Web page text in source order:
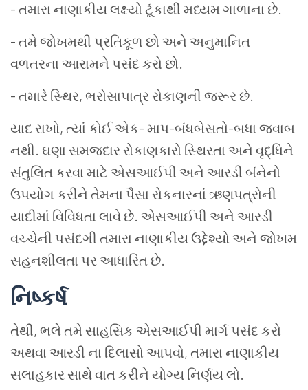
- તમારા નાણાકીય લક્ષ્યો ટૂંકાથી મધ્યમ ગાળાના છે.
- તમે જોખમથી પ્રતિકૂળ છો અને અનુમાનિત
વળતરના આરામને પસંદ કરો છો.
- તમારે સ્થિર, ભરોસાપાત્ર રોકાણની જરૂર છે.
યાદ રાખો, ત્યાં કોઈ એક- માપ-બંધબેસતો-બધા જવાબ
નથી. ઘણા સમજદાર રોકાણકારો સ્થિરતા અને વૃદ્ધિને
સંતુલિત કરવા માટે એસઆઈપી અને આરડી બંનેનો
ઉપયોગ કરીને તેમના પૈસા રોકનારનાં ઋણપત્રોની
યાદીમાં વિવિધતા લાવે છે. એસઆઈપી અને આરડી
વચ્ચેની પસંદગી તમારા નાણાકીય ઉદ્દેશ્યો અને જોખમ
સહનશીલતા પર આધારિત છે.
નિષ્કર્ષ
તેથી, ભલે તમે સાહસિક એસઆઈપી માર્ગ પસંદ કરો
અથવા આરડી ના દિલાસો આપવો, તમારા નાણાકીય
સલાહકાર સાથે વાત કરીને યોગ્ય નિર્ણય લો.